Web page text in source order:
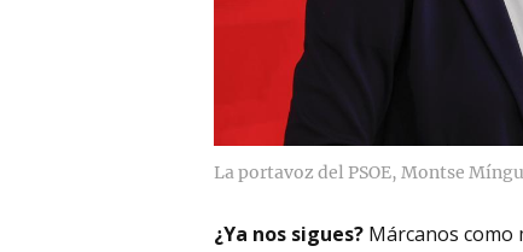
La portavoz del PSOE, Montse
¿Ya nos sigues? Márcanos